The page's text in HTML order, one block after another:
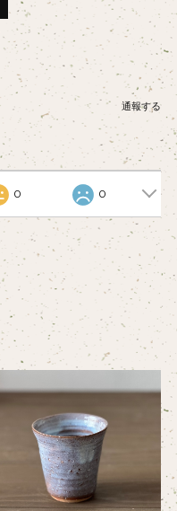
通報する
0 0